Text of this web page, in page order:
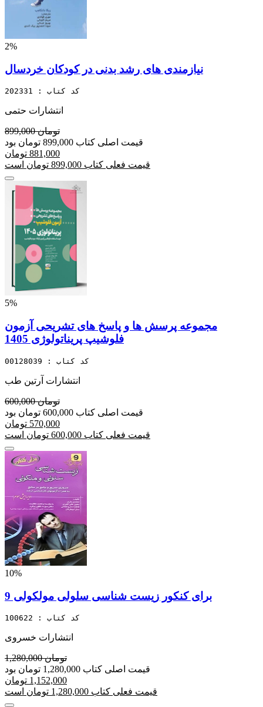
2%
نیازمندی های رشد بدنی در کودکان خردسال
کد کتاب : 202331
انتشارات حتمی
899,000 تومان
قیمت اصلی کتاب 899,000 تومان بود
881,000 تومان
قیمت فعلی کتاب 899,000 تومان است
5%
مجموعه پرسش ها و پاسخ های تشریحی آزمون
فلوشیپ پریناتولوژی 1405
کد کتاب : 00128039
انتشارات آرتین طب
600,000 تومان
قیمت اصلی کتاب 600,000 تومان بود
570,000 تومان
قیمت فعلی کتاب 600,000 تومان است
10%
برای کنکور زیست شناسی سلولی مولکولی 9
کد کتاب : 100622
انتشارات خسروی
1,280,000 تومان
قیمت اصلی کتاب 1,280,000 تومان بود
1,152,000 تومان
قیمت فعلی کتاب 1,280,000 تومان است